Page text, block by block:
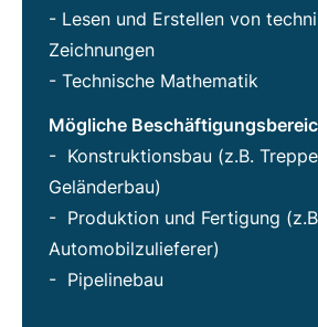
- Lesen und Erstellen von
Zeichnungen
- Technische Mathematik
Mögliche
- Konstruktionsbau (z.B.
Geländerbau)
- Produktion und Fertigung
Automobilzulieferer)
- Pipelinebau